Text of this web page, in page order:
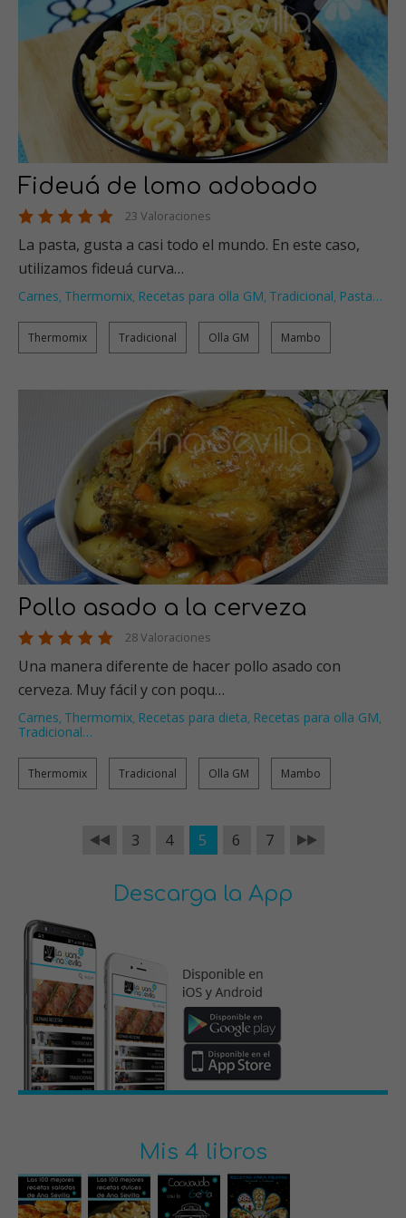
Fideuá de lomo adobado
23 Valoraciones
La pasta, gusta a casi todo el mundo. En este caso,
utilizamos fideuá curva…
Carnes, Thermomix, Recetas para olla GM, Tradicional, Pasta…
Thermomix Tradicional Olla GM Mambo
Pollo asado a la cerveza
28 Valoraciones
Una manera diferente de hacer pollo asado con
cerveza. Muy fácil y con poqu…
Carnes, Thermomix, Recetas para dieta, Recetas para olla GM,
Tradicional…
Thermomix Tradicional Olla GM Mambo
3 4 5 6 7
Descarga la App
Mis 4 libros